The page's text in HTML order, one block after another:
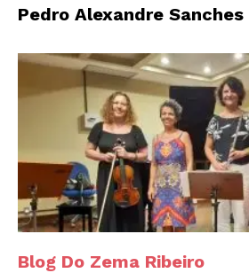
Pedro Alexandre Sanches
Blog Do Zema Ribeiro